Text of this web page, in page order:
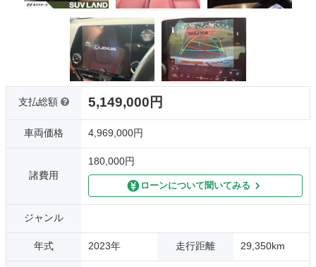
支払総額 5,149,000円
車両価格 4,969,000円
諸費用
180,000円
ローンについて聞いてみる
ジャンル
年式 2023年 走行距離 29,350km